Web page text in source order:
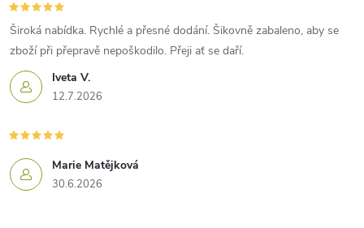
Iveta V.
12.7.2026
Široká nabídka. Rychlé a přesné dodání. Šikovně zabaleno, aby se
zboží při přepravě nepoškodilo. Přeji ať se daří.
Marie Matějková
30.6.2026